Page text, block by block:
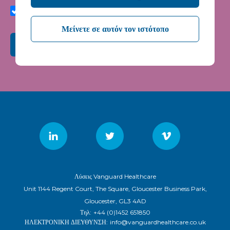
quality and relevance of Vanguard Healthcare Solutions
services.
υποβάλλουν
Λύσεις Vanguard Healthcare
Unit 1144 Regent Court, The Square, Gloucester Business Park,
Gloucester, GL3 4AD
Τηλ: +44 (0)1452 651850
ΗΛΕΚΤΡΟΝΙΚΗ ΔΙΕΥΘΥΝΣΗ: info@vanguardhealthcare.co.uk
Μείνετε σε αυτόν τον ιστότοπο